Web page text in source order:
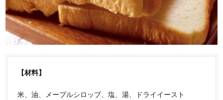
【材料】
米、油、メープルシロップ、塩、湯、ドライイースト